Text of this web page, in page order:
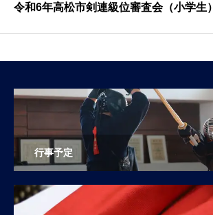
令和6年高松市剣連級位審査会（小学生）
行事予定